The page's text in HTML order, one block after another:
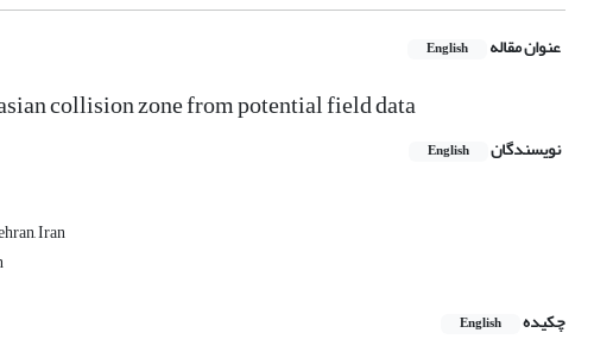
عنوان مقاله English
collision zone from potential field data
نویسندگان English
Iran
چکیده
English